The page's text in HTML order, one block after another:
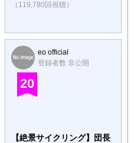
（119,780回視聴）
eo official
登録者数 非公開
20
【絶景サイクリング】団長